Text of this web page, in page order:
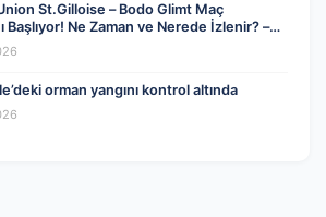
St.Gilloise – Bodo Glimt Maç
Başlıyor! Ne Zaman ve Nerede İzlenir? –
2026
orman yangını kontrol altında